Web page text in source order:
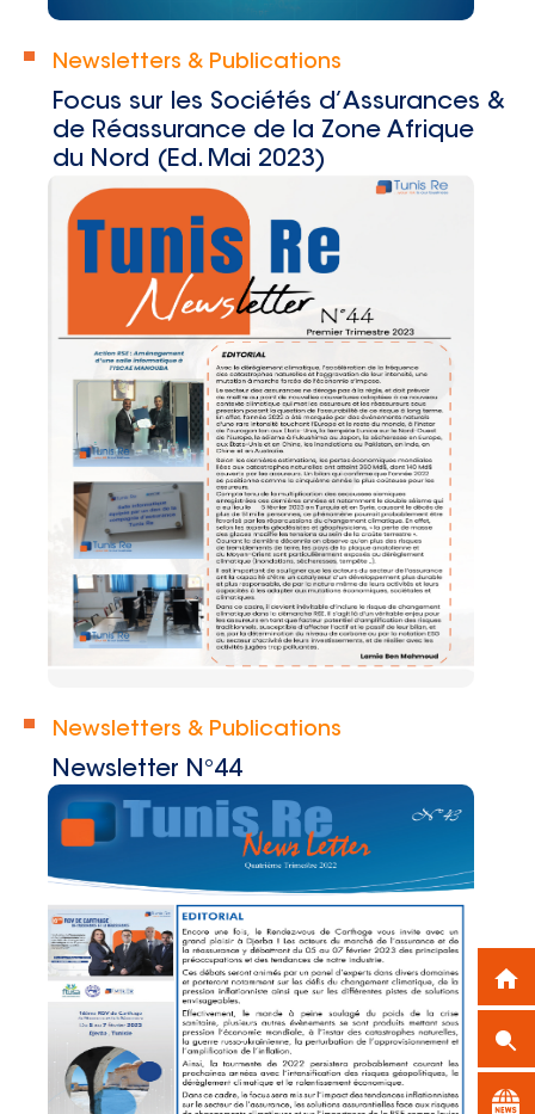
Newsletters & Publications
Focus sur les Sociétés d’Assurances &
de Réassurance de la Zone Afrique
du Nord (Ed. Mai 2023)
Newsletters & Publications
Newsletter N°44